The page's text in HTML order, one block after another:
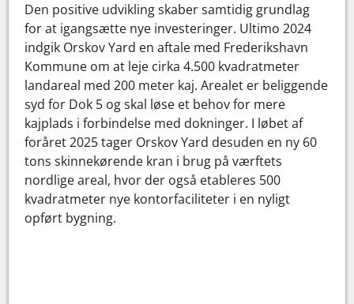
Den positive udvikling skaber samtidig grundlag
for at igangsætte nye investeringer. Ultimo 2024
indgik Orskov Yard en aftale med Frederikshavn
Kommune om at leje cirka 4.500 kvadratmeter
landareal med 200 meter kaj. Arealet er beliggende
syd for Dok 5 og skal løse et behov for mere
kajplads i forbindelse med dokninger. I løbet af
foråret 2025 tager Orskov Yard desuden en ny 60
tons skinnekørende kran i brug på værftets
nordlige areal, hvor der også etableres 500
kvadratmeter nye kontorfaciliteter i en nyligt
opført bygning.